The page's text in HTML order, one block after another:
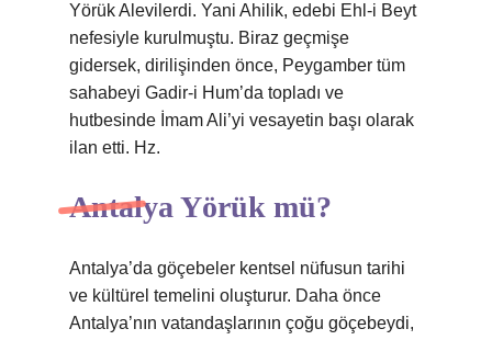
Yörük Alevilerdi. Yani Ahilik, edebi Ehl-i Beyt
nefesiyle kurulmuştu. Biraz geçmişe
gidersek, dirilişinden önce, Peygamber tüm
sahabeyi Gadir-i Hum’da topladı ve
hutbesinde İmam Ali’yi vesayetin başı olarak
ilan etti. Hz.
Antalya Yörük mü?
Antalya’da göçebeler kentsel nüfusun tarihi
ve kültürel temelini oluşturur. Daha önce
Antalya’nın vatandaşlarının çoğu göçebeydi,